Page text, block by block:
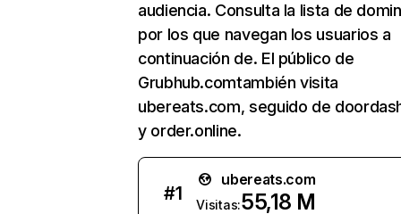
audiencia. Consulta la lista de
por los que navegan los usuarios a
continuación de. El público de
Grubhub.comtambién visita
ubereats.com, seguido de
y order.online.
#1
ubereats.com
Visitas:55,18 M